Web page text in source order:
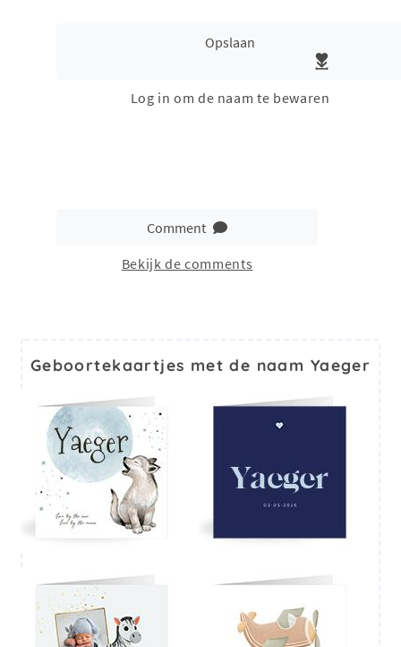
Opslaan
Log in om de naam te bewaren
Comment
Bekijk de comments
Geboortekaartjes met de naam Yaeger